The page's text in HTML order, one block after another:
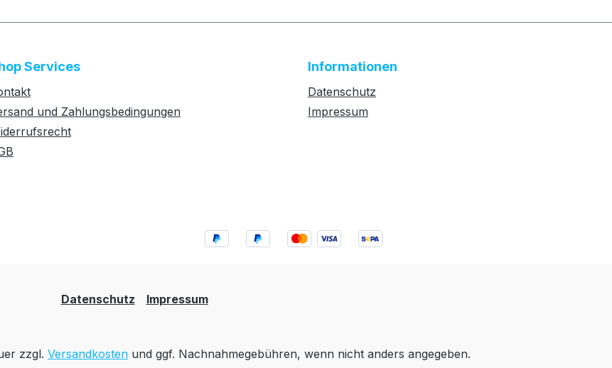
Services
und Zahlungsbedingungen
Informationen
Datenschutz
Impressum
Datenschutz Impressum
zzgl. Versandkosten und ggf. Nachnahmegebühren, wenn nicht anders angegeben.